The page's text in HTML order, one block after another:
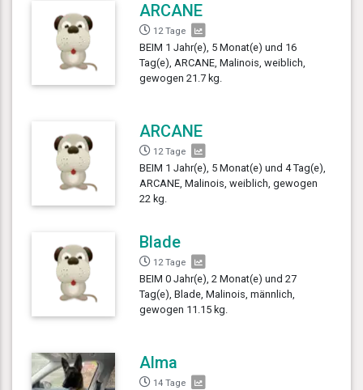
ARCANE
12 Tage
BEIM 1 Jahr(e), 5 Monat(e) und 16
Tag(e), ARCANE, Malinois, weiblich,
gewogen 21.7 kg.
ARCANE
12 Tage
BEIM 1 Jahr(e), 5 Monat(e) und 4 Tag(e),
ARCANE, Malinois, weiblich, gewogen
22 kg.
Blade
12 Tage
BEIM 0 Jahr(e), 2 Monat(e) und 27
Tag(e), Blade, Malinois, männlich,
gewogen 11.15 kg.
Alma
14 Tage